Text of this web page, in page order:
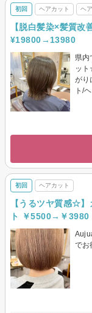
初回 ヘアカット ヘ
【脱白髪染×髪質改
¥19800→13980
県内
ッ
がり
ト/
初回 ヘアカット
【うるツヤ質感☆
ト ￥5500→￥3980
でお